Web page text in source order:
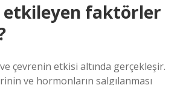
etkileyen faktörler
ve çevrenin etkisi altında gerçekleşir.
ve hormonların salgılanması